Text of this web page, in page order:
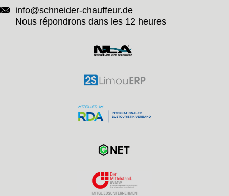
info@schneider-chauffeur.de
Nous répondrons dans les 12 heures